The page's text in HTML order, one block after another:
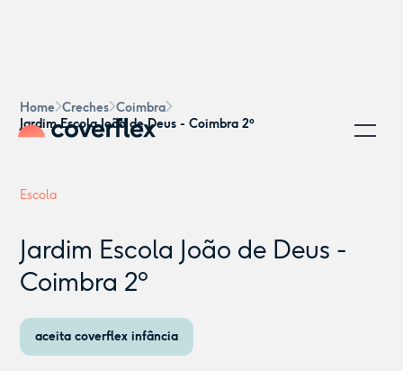
Home Creches Coimbra
Jardim Escola João de Deus - Coimbra 2º
Escola
Jardim Escola João de Deus -
Coimbra 2º
aceita coverflex infância